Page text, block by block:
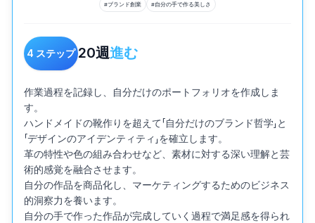
#ブランド創業 #自分の手で作る美しさ
4 ステップ 20週進む
作業過程を記録し、自分だけのポートフォリオを作成しま
す。
ハンドメイドの靴作りを超えて「自分だけのブランド哲学」と
「デザインのアイデンティティ」を確立します。
革の特性や色の組み合わせなど、素材に対する深い理解と芸
術的感覚を融合させます。
自分の作品を商品化し、マーケティングするためのビジネス
的洞察力を養います。
自分の手で作った作品が完成していく過程で満足感を得られ